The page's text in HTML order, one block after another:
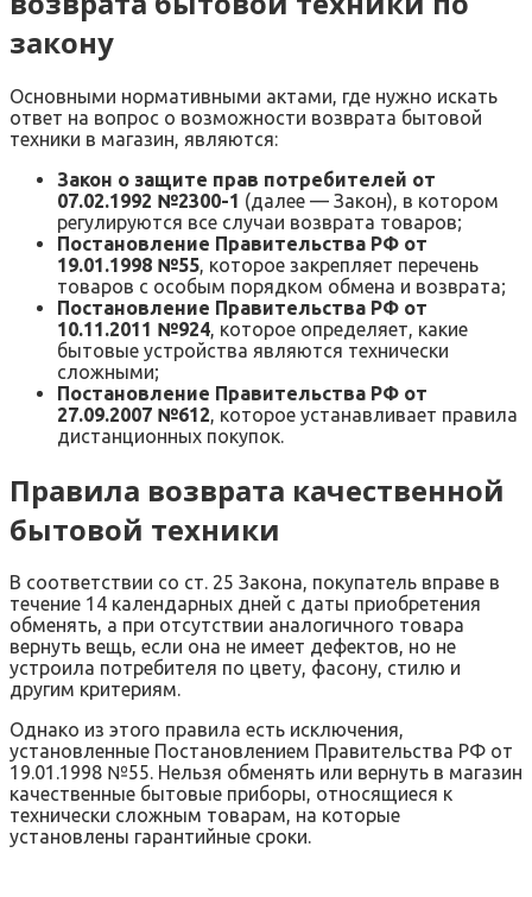
закону
Основными нормативными актами, где нужно искать
ответ на вопрос о возможности возврата бытовой
техники в магазин, являются:
Закон о защите прав потребителей от
07.02.1992 №2300-1 (далее — Закон), в котором
регулируются все случаи возврата товаров;
Постановление Правительства РФ от
19.01.1998 №55, которое закрепляет перечень
товаров с особым порядком обмена и возврата;
Постановление Правительства РФ от
10.11.2011 №924, которое определяет, какие
бытовые устройства являются технически
сложными;
Постановление Правительства РФ от
27.09.2007 №612, которое устанавливает правила
дистанционных покупок.
Правила возврата качественной
бытовой техники
В соответствии со ст. 25 Закона, покупатель вправе в
течение 14 календарных дней с даты приобретения
обменять, а при отсутствии аналогичного товара
вернуть вещь, если она не имеет дефектов, но не
устроила потребителя по цвету, фасону, стилю и
другим критериям.
Однако из этого правила есть исключения,
установленные Постановлением Правительства РФ от
19.01.1998 №55. Нельзя обменять или вернуть в магазин
качественные бытовые приборы, относящиеся к
технически сложным товарам, на которые
установлены гарантийные сроки.